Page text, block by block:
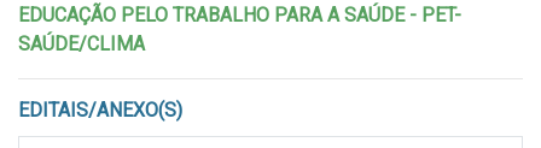
EDUCAÇÃO PELO TRABALHO PARA A SAÚDE - PET-
SAÚDE/CLIMA
EDITAIS/ANEXO(S)